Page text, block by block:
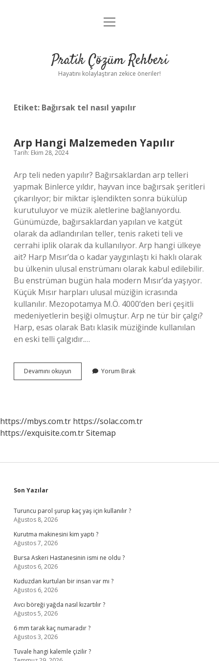
Anasayfa
Yasal Uyarı
menüyü
Pratik Çözüm Rehberi
Hayatını kolaylaştıran zekice öneriler!
Etiket: Bağırsak tel nasıl yapılır
Arp Hangi Malzemeden Yapılır
Tarih: Ekim 28, 2024
Arp teli neden yapılır? Bağırsaklardan arp telleri
yapmak Binlerce yıldır, hayvan ince bağırsak şeritleri
çıkarılıyor; bir miktar işlendikten sonra bükülüp
kurutuluyor ve müzik aletlerine bağlanıyordu.
Günümüzde, bağırsaklardan yapılan ve katgüt
olarak da adlandırılan teller, tenis raketi teli ve
cerrahi iplik olarak da kullanılıyor. Arp hangi ülkeye
ait? Harp Mısır’da o kadar yaygınlaştı ki haklı olarak
bu ülkenin ulusal enstrümanı olarak kabul edilebilir.
Bu enstrüman bugün hala modern Mısır’da yaşıyor.
Küçük Mısır harpları ulusal müziğin icrasında
kullanılır. Mezopotamya M.Ö. 4000’den beri çeşitli
medeniyetlerin beşiği olmuştur. Arp ne tür bir çalgı?
Harp, esas olarak Batı klasik müziğinde kullanılan
en eski telli çalgıdır.…
Devamını okuyun
Hangi
Yorum Bırak
https://mbys.com.tr https://solac.com.tr
https://exquisite.com.trSitemap
Sidebar
Son Yazılar
Turuncu parol şurup kaç yaş için kullanılır ?
Ağustos 8, 2026
Kurutma makinesini kim yaptı ?
Ağustos 7, 2026
Bursa Askeri Hastanesinin ismi ne oldu ?
Ağustos 6, 2026
Kuduzdan kurtulan bir insan var mı ?
Ağustos 6, 2026
Avcı böreği yağda nasıl kızartılır ?
Ağustos 5, 2026
6 mm tarak kaç numaradır ?
Ağustos 3, 2026
Tuvale hangi kalemle çizilir ?